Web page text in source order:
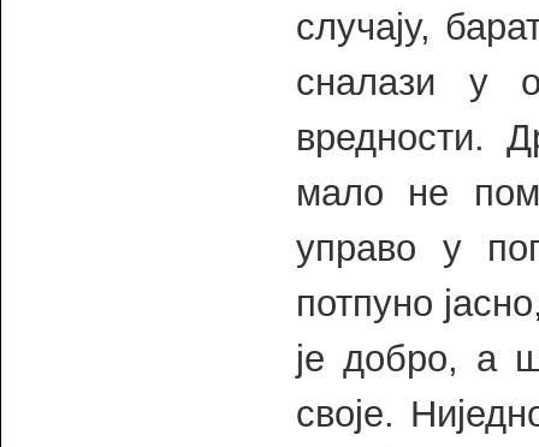
случају,
сналази у
вредности.
мало не
управо у
потпуно
је добро, а
своје.